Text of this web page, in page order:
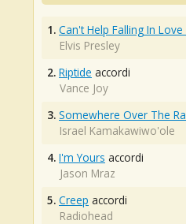
1. Can't Help Falling In Love
Elvis Presley
2. Riptide accordi
Vance Joy
3. Somewhere Over The
Israel Kamakawiwo'ole
4. I'm Yours accordi
Jason Mraz
5. Creep accordi
Radiohead